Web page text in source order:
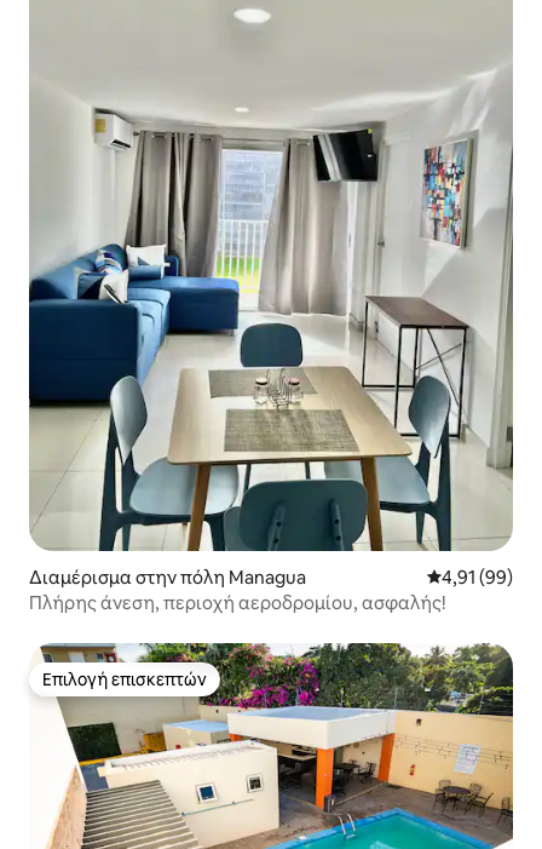
Διαμέρισμα στην πόλη Managua Μέση
4,91 (99)
Πλήρης άνεση, περιοχή αεροδρομίου, ασφαλής!
Επιλογή επισκεπτών
Επιλογή επισκεπτών